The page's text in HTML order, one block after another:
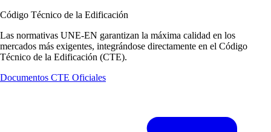
Código Técnico de la Edificación
Las normativas UNE-EN garantizan la máxima calidad en los
mercados más exigentes, integrándose directamente en el Código
Técnico de la Edificación (CTE).
Documentos CTE Oficiales